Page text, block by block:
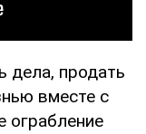
дела, продать
вместе с
ограбление